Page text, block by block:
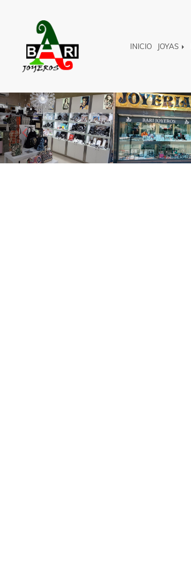
INICIO JOYAS
Anterior